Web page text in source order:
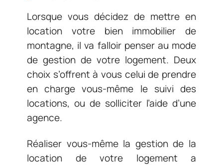
Lorsque vous décidez de mettre en
location votre bien immobilier de
montagne, il va falloir penser au mode
de gestion de votre logement. Deux
choix s’offrent à vous celui de prendre
en charge vous-même le suivi des
locations, ou de solliciter l’aide d’une
agence.
Réaliser vous-même la gestion de la
location de votre logement a